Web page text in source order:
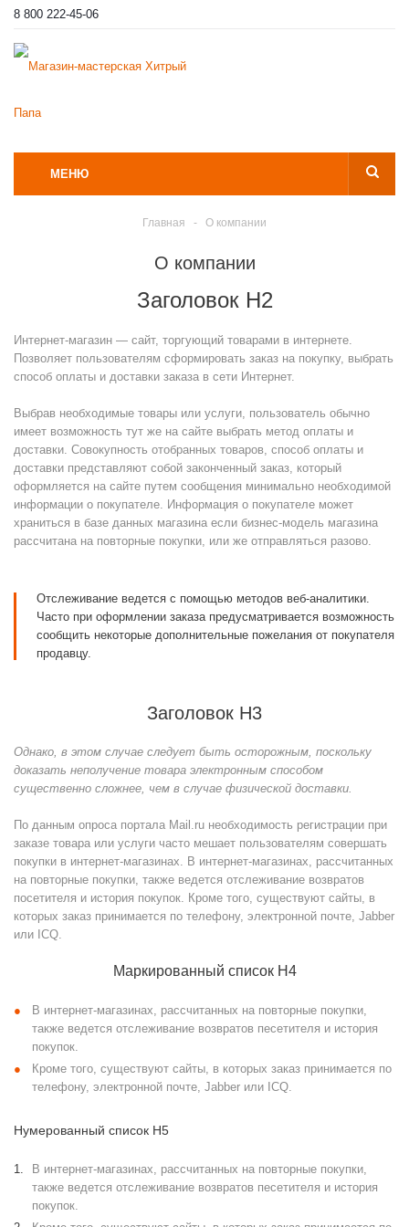
8 800 222-45-06
МЕНЮ
Главная - О компании
О компании
Заголовок H2
Интернет-магазин — сайт, торгующий товарами в интернете.
Позволяет пользователям сформировать заказ на покупку, выбрать
способ оплаты и доставки заказа в сети Интернет.
Выбрав необходимые товары или услуги, пользователь обычно
имеет возможность тут же на сайте выбрать метод оплаты и
доставки. Совокупность отобранных товаров, способ оплаты и
доставки представляют собой законченный заказ, который
оформляется на сайте путем сообщения минимально необходимой
информации о покупателе. Информация о покупателе может
храниться в базе данных магазина если бизнес-модель магазина
рассчитана на повторные покупки, или же отправляться разово.
Отслеживание ведется с помощью методов веб-аналитики.
Часто при оформлении заказа предусматривается возможность
сообщить некоторые дополнительные пожелания от покупателя
продавцу.
Заголовок H3
Однако, в этом случае следует быть осторожным, поскольку
доказать неполучение товара электронным способом
существенно сложнее, чем в случае физической доставки.
По данным опроса портала Mail.ru необходимость регистрации при
заказе товара или услуги часто мешает пользователям совершать
покупки в интернет-магазинах. В интернет-магазинах, рассчитанных
на повторные покупки, также ведется отслеживание возвратов
посетителя и история покупок. Кроме того, существуют сайты, в
которых заказ принимается по телефону, электронной почте, Jabber
или ICQ.
Маркированный список H4
В интернет-магазинах, рассчитанных на повторные покупки,
также ведется отслеживание возвратов песетителя и история
покупок.
Кроме того, существуют сайты, в которых заказ принимается по
телефону, электронной почте, Jabber или ICQ.
Нумерованный список H5
В интернет-магазинах, рассчитанных на повторные покупки,
также ведется отслеживание возвратов песетителя и история
покупок.